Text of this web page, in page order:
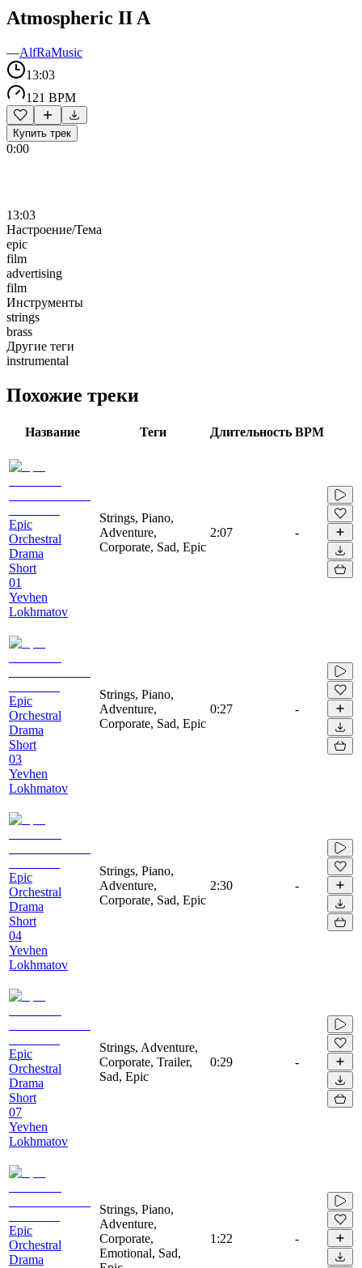
Atmospheric II A
—AlfRaMusic
13:03
121 BPM
Купить трек
0:00
13:03
Настроение/Тема
epic
film
advertising
film
Инструменты
strings
brass
Другие теги
instrumental
Похожие треки
Название Теги Длительность BPM
Epic
Orchestral
Drama
Short
01
Yevhen
Lokhmatov
Strings, Piano,
Adventure,
Corporate, Sad, Epic
2:07 -
Epic
Orchestral
Drama
Short
03
Yevhen
Lokhmatov
Strings, Piano,
Adventure,
Corporate, Sad, Epic
0:27 -
Epic
Orchestral
Drama
Short
04
Yevhen
Lokhmatov
Strings, Piano,
Adventure,
Corporate, Sad, Epic
2:30 -
Epic
Orchestral
Drama
Short
07
Yevhen
Lokhmatov
Strings, Adventure,
Corporate, Trailer,
Sad, Epic
0:29 -
Epic
Orchestral
Drama
Strings, Piano,
Adventure,
Corporate,
Emotional, Sad,
1:22 -